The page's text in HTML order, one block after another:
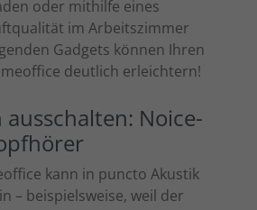
oder mithilfe eines
im Arbeitszimmer
Gadgets können Ihren
deutlich erleichtern!
Noice-
kann in puncto Akustik
– beispielsweise, weil der
anzeigen lassen und so nur
Speichern
grundlegende Funktionen und sind für
der Website erforderlich.